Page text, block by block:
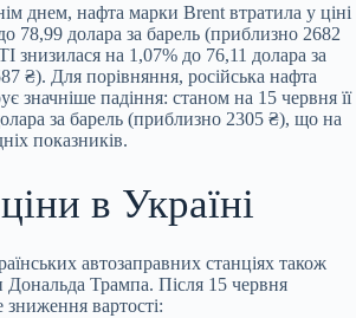
днем, нафта марки Brent втратила у ціні
78,99 долара за барель (приблизно 2682
знизилася на 1,07% до 76,11 долара за
₴). Для порівняння, російська нафта
значніше падіння: станом на 15 червня її
за барель (приблизно 2305 ₴), що на
показників.
в Україні
автозаправних станціях також
Дональда Трампа. Після 15 червня
зниження вартості: